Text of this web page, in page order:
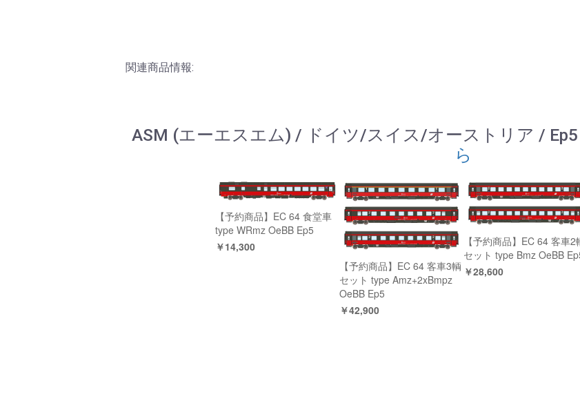
関連商品情報:
ASM (エーエスエム) / ドイツ/スイス/オーストリア /
ら
【予約商品】EC 64 食堂車
type WRmz OeBB Ep5
￥14,300
【予約商品】EC 64 客車3輌
セット type Amz+2xBmpz
OeBB Ep5
￥42,900
【予約商品】EC 64 客車2
セット type Bmz OeBB
￥28,600